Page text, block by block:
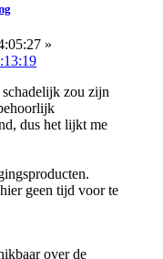
»
zou zijn
dus het lijkt me
geen tijd voor te
over de